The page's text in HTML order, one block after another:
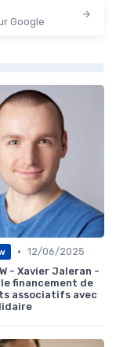
Google
• 12/06/2025
- Xavier Jaleran -
financement de
associatifs avec